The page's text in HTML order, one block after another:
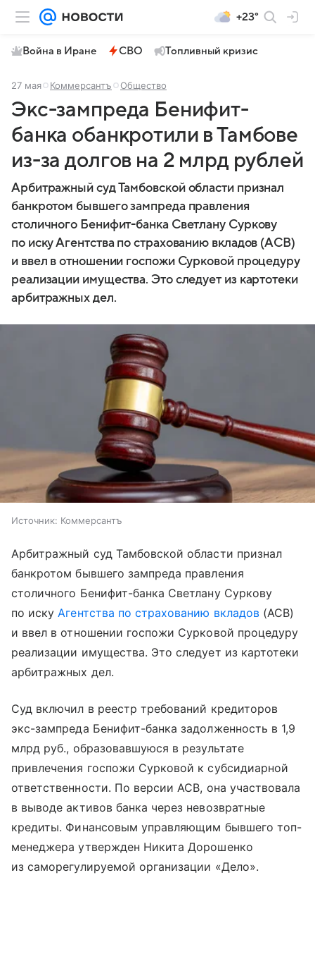
+23°
Война в Иране СВО Топливный кризис
27 мая Коммерсантъ Общество
Экс-зампреда Бенифит-
банка обанкротили в Тамбове
из-за долгов на 2 млрд рублей
Арбитражный суд Тамбовской области признал
банкротом бывшего зампреда правления
столичного Бенифит-банка Светлану Суркову
по иску Агентства по страхованию вкладов (АСВ)
и ввел в отношении госпожи Сурковой процедуру
реализации имущества. Это следует из картотеки
арбитражных дел.
Источник: Коммерсантъ
Арбитражный суд Тамбовской области признал
банкротом бывшего зампреда правления
столичного Бенифит-банка Светлану Суркову
по иску Агентства по страхованию вкладов(АСВ)
и ввел в отношении госпожи Сурковой процедуру
реализации имущества. Это следует из картотеки
арбитражных дел.
Суд включил в реестр требований кредиторов
экс-зампреда Бенифит-банка задолженность в 1,9
млрд руб., образовавшуюся в результате
привлечения госпожи Сурковой к субсидиарной
ответственности. По версии АСВ, она участвовала
в выводе активов банка через невозвратные
кредиты. Финансовым управляющим бывшего топ-
менеджера утвержден Никита Дорошенко
из саморегулируемой организации «Дело».